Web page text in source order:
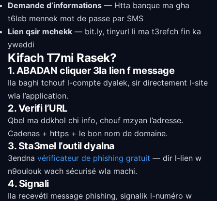
Demande d’informations — Htta banque ma gha
t6leb mennek mot de passe par SMS
Lien qsir mchekk — bit.ly, tinyurl li ma t3refch fin ka
yweddi
Kifach T7mi Rasek?
1. ABADAN cliquer 3la lien f message
Ila baghi tchouf l-compte dyalek, sir directement l-site
wla l’application.
2. Verifi l’URL
Qbel ma ddkhol chi info, chouf mzyan l’adresse.
Cadenas + https + le bon nom de domaine.
3. Sta3mel l’outil dyalna
3endna vérificateur de phishing gratuit — dir l-lien w
n9oulouk wach sécurisé wla machi.
4. Signali
Ila recevéti message phishing, signalik l-numéro w